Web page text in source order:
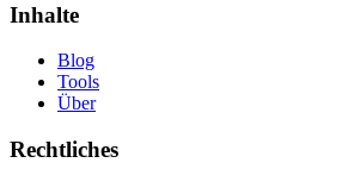
Inhalte
Blog
Tools
Über
Rechtliches